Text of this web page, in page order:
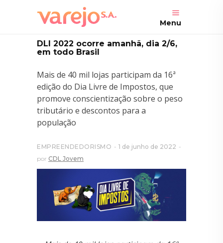
Menu
DLI 2022 ocorre amanhã, dia 2/6,
em todo Brasil
Mais de 40 mil lojas participam da 16ª
edição do Dia Livre de Impostos, que
promove conscientização sobre o peso
tributário e descontos para a
população
EMPREENDEDORISMO
1 de junho de 2022
por CDL Jovem